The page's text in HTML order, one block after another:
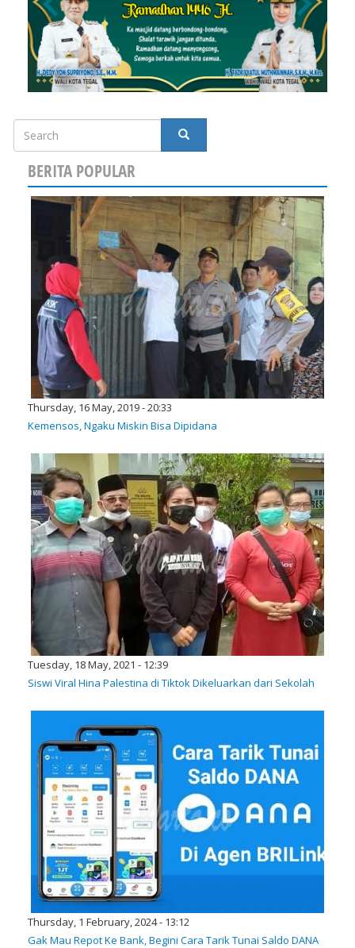
Search
SEARCH
BERITA POPULAR
Thursday, 16 May, 2019 - 20:33
Kemensos, Ngaku Miskin Bisa Dipidana
Tuesday, 18 May, 2021 - 12:39
Siswi Viral Hina Palestina di Tiktok Dikeluarkan dari Sekolah
Thursday, 1 February, 2024 - 13:12
Gak Mau Repot Ke Bank, Begini Cara Tarik Tunai Saldo DANA